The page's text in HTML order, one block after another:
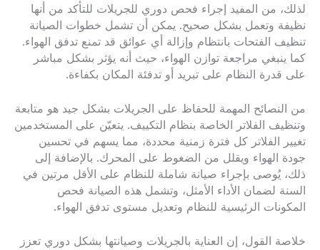
لذلك، من المفيد إجراء فحص دوري للجريلات للتأكد من أنها
نظيفة وتعمل بشكل صحيح. يمكن أن تشمل خطوات الصيانة
تنظيف الفتحات بانتظام وإزالة أي عوائق قد تمنع تدفق الهواء.
كما ينبغي مراجعة توازن الهواء، حيث أنه يؤثر بشكل مباشر
على قدرة النظام على تبريد أو تدفئة المكان بكفاءة.
من النصائح المهمة للحفاظ على الجريلات بشكل جيد هو متابعة
وتنظيف الفلاتر الخاصة بنظام التكييف. يتعيّن على المستخدمين
تغيير الفلاتر كل فترة زمنية محددة، مما يسهم في تحسين
جودة الهواء ويقلل من الضغوط على المحرك. بالإضافة إلى
ذلك، يُوصى بإجراء صيانة شاملة للنظام على الأقل مرتين في
السنة لضمان الأداء الأمثل، وتشمل هذه الصيانة فحص
المكونات الرئيسية للنظام وتعديل مستوى تدفق الهواء.
خلاصة القول، إن العناية بالجريلات وصيانتها بشكل دوري تعزز